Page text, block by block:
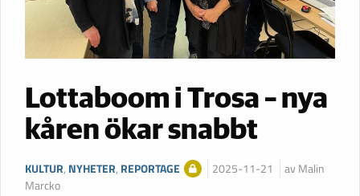
Lottaboom i Trosa – nya
kåren ökar snabbt
KULTUR, NYHETER, REPORTAGE 2025-11-21
av Malin
Marcko